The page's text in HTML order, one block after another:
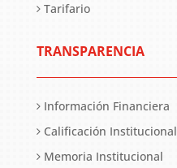
Tarifario
TRANSPARENCIA
Información Financiera
Calificación Institucional
Memoria Institucional